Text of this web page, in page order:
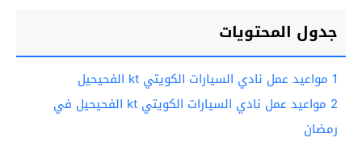
جدول المحتويات
1 مواعيد عمل نادي السيارات الكويتي kt الفحيحيل
2
مواعيد عمل نادي السيارات الكويتي kt الفحيحيل في
رمضان